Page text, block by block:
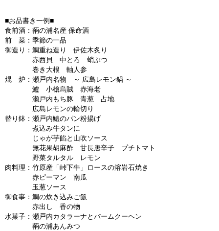
■お品書き一例■
食前酒：鞆の浦名産 保命酒
前 菜：季節の一品
御造り：鯛重ね造り 伊佐木炙り
赤西貝 中とろ 蛸ぶつ
巻き大根 軸人参
焜 炉：瀬戸内名物 ～ 広島レモン鍋 ～
鱸 小槍烏賊 赤海老
瀬戸内もち豚 青葱 占地
広島レモンの輪切り
替り鉢：瀬戸内鱧のパン粉揚げ
煮込み牛タンに
じゃが芋餡と山吹ソース
無花果胡麻酢 甘長唐辛子 プチトマト
野菜タルタル レモン
肉料理：竹原産「峠下牛」ロースの溶岩石焼き
赤ピーマン 南瓜
玉葱ソース
御食事：鯛の炊き込みご飯
赤出し 香の物
水菓子：瀬戸内カタラーナとバームクーヘン
鞆の浦あんみつ